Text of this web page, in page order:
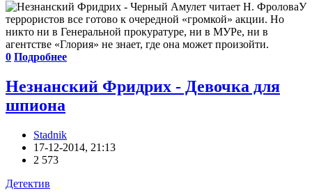
У
террористов все готово к очередной «громкой» акции. Но
никто ни в Генеральной прокуратуре, ни в МУРе, ни в
агентстве «Глория» не знает, где она может произойти.
0 Подробнее
Незнанский Фридрих - Девочка для
шпиона
Stadnik
17-12-2014, 21:13
2 573
Детектив